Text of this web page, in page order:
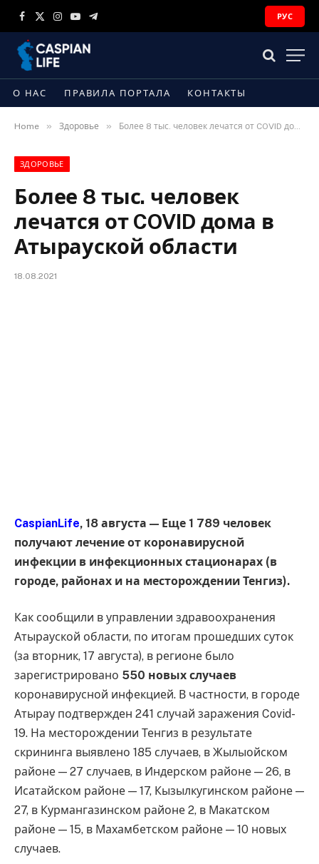
Facebook
X
Instagram
YouTubeTelegram
РУС
О НАС ПРАВИЛА ПОРТАЛА КОНТАКТЫ
Home » Здоровье » Более 8 тыс. человек лечатся от COVID дома в Атырауской области
ЗДОРОВЬЕ
Более 8 тыс. человек
лечатся от COVID дома в
Атырауской области
18.08.2021
CaspianLife, 18 августа — Еще 1 789 человек
получают лечение от коронавирусной
инфекции в инфекционных стационарах (в
городе, районах и на месторождении Тенгиз).
Как сообщили в управлении здравоохранения
Атырауской области, по итогам прошедших суток
(за вторник, 17 августа), в регионе было
зарегистрировано 550 новых случаев
коронавирусной инфекцией. В частности, в городе
Атырау подтвержден 241 случай заражения Covid-
19. На месторождении Тенгиз в результате
скрининга выявлено 185 случаев, в Жылыойском
районе — 27 случаев, в Индерском районе — 26, в
Исатайском районе — 17, Кызылкугинском районе —
27, в Курмангазинском районе 2, в Макатском
районе — 15, в Махамбетском районе — 10 новых
случаев.